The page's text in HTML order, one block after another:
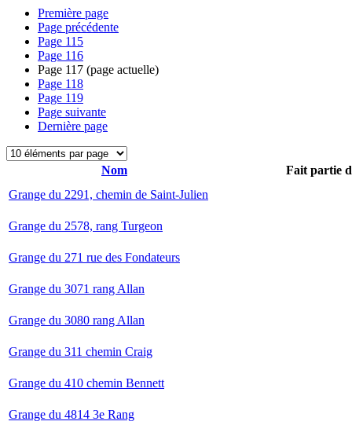
Première page
Page précédente
Page 115
Page 116
Page 117 (page actuelle)
Page 118
Page 119
Page suivante
Dernière page
Nom
Fait partie
Grange du 2291, chemin de Saint-Julien
Grange du 2578, rang Turgeon
Grange du 271 rue des Fondateurs
Grange du 3071 rang Allan
Grange du 3080 rang Allan
Grange du 311 chemin Craig
Grange du 410 chemin Bennett
Grange du 4814 3e Rang